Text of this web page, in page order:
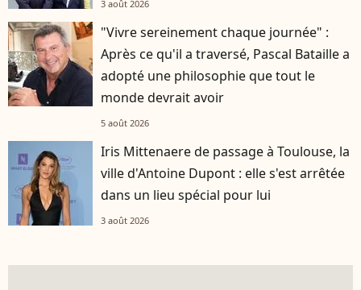
3 août 2026
"Vivre sereinement chaque journée" :
Après ce qu'il a traversé, Pascal Bataille a
adopté une philosophie que tout le
monde devrait avoir
5 août 2026
Iris Mittenaere de passage à Toulouse, la
ville d'Antoine Dupont : elle s'est arrêtée
dans un lieu spécial pour lui
3 août 2026